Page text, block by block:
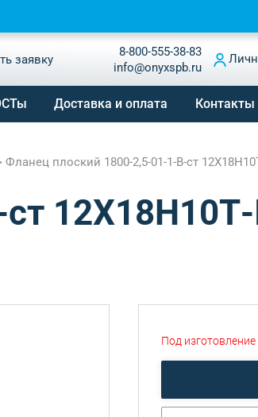
заявку
8-800-555-38-83
info@onyxspb.ru
Доставка и оплата Контакты
Фланец плоский 1800-2,5-01-1-B-ст
Под изготовление